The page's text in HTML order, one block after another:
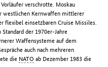
verschrotte. Moskau
westlichen Kernwaffen mittlerer
flexibel einsetzbaren Cruise Missiles.
der 1970er-Jahre
Waffensysteme auf dem
auch nach mehreren
die NATO ab Dezember 1983 die